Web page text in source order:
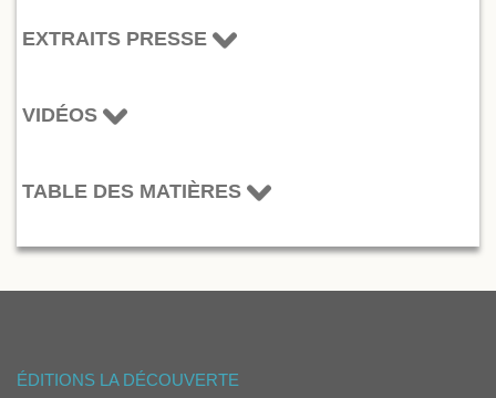
EXTRAITS PRESSE
VIDÉOS
TABLE DES MATIÈRES
ÉDITIONS LA DÉCOUVERTE